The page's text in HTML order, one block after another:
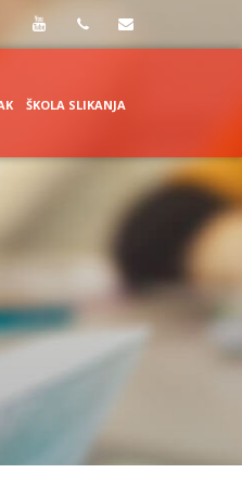
ŠKOLA SLIKANJA